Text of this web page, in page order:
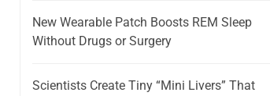
New Wearable Patch Boosts REM Sleep
Without Drugs or Surgery
Scientists Create Tiny “Mini Livers” That